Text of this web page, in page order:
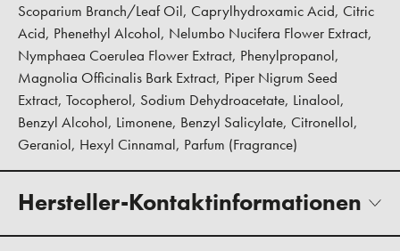
Scoparium Branch/Leaf Oil, Caprylhydroxamic Acid, Citric
Acid, Phenethyl Alcohol, Nelumbo Nucifera Flower Extract,
Nymphaea Coerulea Flower Extract, Phenylpropanol,
Magnolia Officinalis Bark Extract, Piper Nigrum Seed
Extract, Tocopherol, Sodium Dehydroacetate, Linalool,
Benzyl Alcohol, Limonene, Benzyl Salicylate, Citronellol,
Geraniol, Hexyl Cinnamal, Parfum (Fragrance)
Hersteller-Kontaktinformationen